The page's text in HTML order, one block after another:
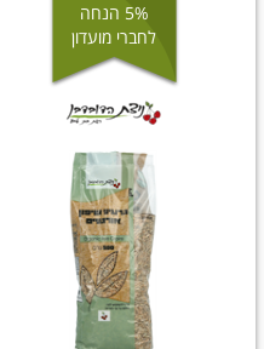
5% הנחה
לחברי מועדון